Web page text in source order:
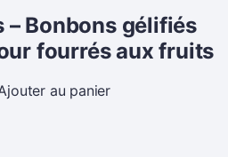
– Bonbons gélifiés
fourrés aux fruits
au panier